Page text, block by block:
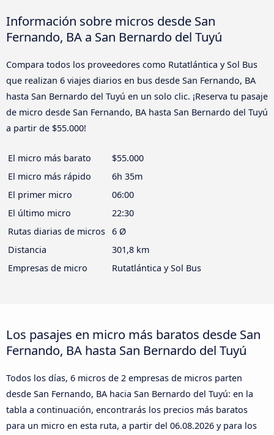
Información sobre micros desde San
Fernando, BA a San Bernardo del Tuyú
Compara todos los proveedores como Rutatlántica y Sol Bus
que realizan 6 viajes diarios en bus desde San Fernando, BA
hasta San Bernardo del Tuyú en un solo clic. ¡Reserva tu pasaje
de micro desde San Fernando, BA hasta San Bernardo del Tuyú
a partir de $55.000!
El micro más barato
$55.000
El micro más rápido
6h 35m
El primer micro
06:00
El último micro
22:30
Rutas diarias de micros 6 Ø
Distancia
301,8 km
Empresas de micro
Rutatlántica y Sol Bus
Los pasajes en micro más baratos desde San
Fernando, BA hasta San Bernardo del Tuyú
Todos los días, 6 micros de 2 empresas de micros parten
desde San Fernando, BA hacia San Bernardo del Tuyú: en la
tabla a continuación, encontrarás los precios más baratos
para un micro en esta ruta, a partir del 06.08.2026 y para los